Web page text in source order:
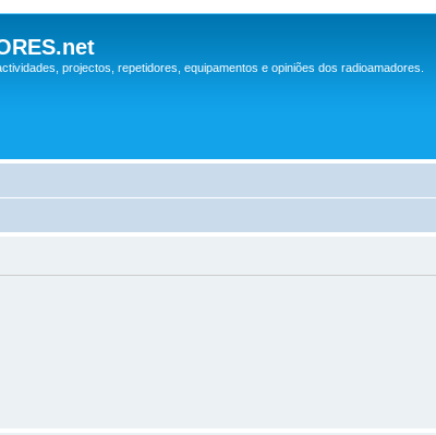
projectos, repetidores, equipamentos e opiniões dos radioamadores.